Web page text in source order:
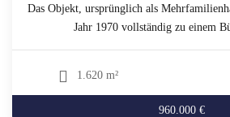
Das Objekt, ursprünglich als
Jahr 1970 vollständig zu einem
1.620 m²
960.000 €